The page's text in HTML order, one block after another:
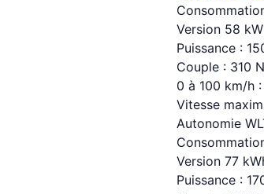
Version 58
Puissance :
Couple : 310
0 à 100 km/h
Vitesse
Autonomie
Version 77
Puissance :